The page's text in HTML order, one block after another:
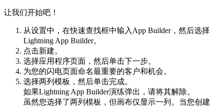
让我们开始吧！
从设置中，在快速查找框中输入App Builder，然后选择
Lightning App Builder。
点击新建。
选择应用程序页面，然后单击下一步。
为您的闪电页面命名最重要的客户和机会。
选择两列模板，然后单击完成。
如果Lightning App Builder演练弹出，请将其解除。
虽然您选择了两列模板，但画布仅显示一列。当您创建